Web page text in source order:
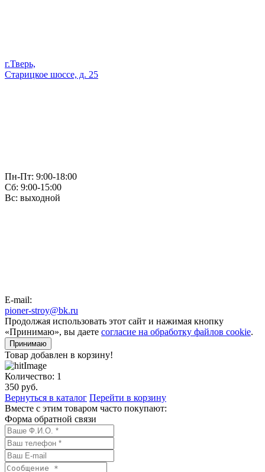
г.Тверь,
Старицкое шоссе, д. 25
Пн-Пт: 9:00-18:00
Сб: 9:00-15:00
Вс: выходной
E-mail:
pioner-stroy@bk.ru
Продолжая использовать этот сайт и нажимая кнопку
«Принимаю», вы даете согласие на обработку файлов cookie.
Принимаю
Товар добавлен в корзину!
Количество: 1
350 руб.
Вернуться в каталог Перейти в корзину
Вместе с этим товаром часто покупают:
Форма обратной связи